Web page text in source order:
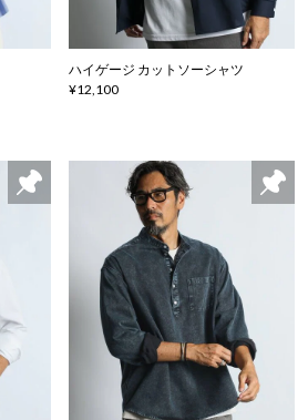
ハイゲージ カットソーシャツ
¥12,100